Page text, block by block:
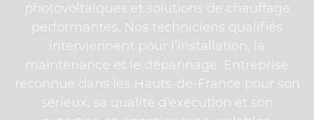
photovoltaïques et solutions de chauffage
performantes. Nos techniciens qualifiés
interviennent pour l’installation, la
maintenance et le dépannage. Entreprise
reconnue dans les Hauts-de-France pour son
sérieux, sa qualité d’exécution et son